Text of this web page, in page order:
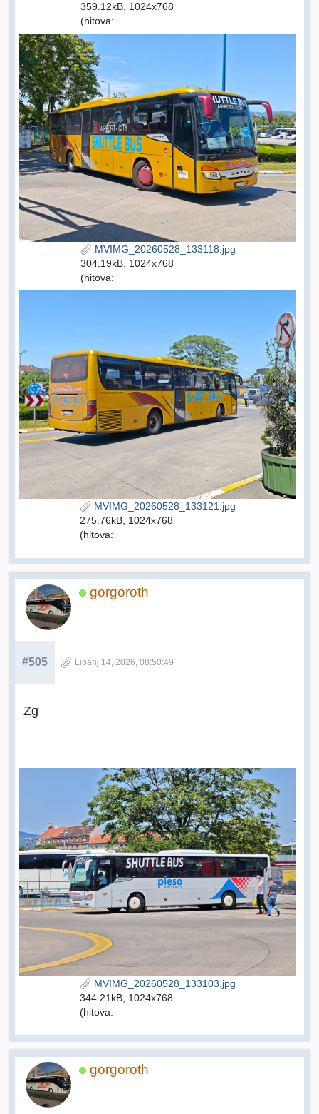
359.12kB, 1024x768
(hitova:
MVIMG_20260528_133118.jpg
304.19kB, 1024x768
(hitova:
MVIMG_20260528_133121.jpg
275.76kB, 1024x768
(hitova:
gorgoroth
#505 Lipanj 14, 2026, 08:50:49
Zg
MVIMG_20260528_133103.jpg
344.21kB, 1024x768
(hitova:
gorgoroth